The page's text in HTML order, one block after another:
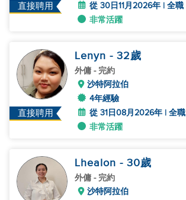
直接聘用
從 30日11月2026年 | 全職
非常活躍
直接聘用
Lenyn - 32歲
外傭 - 完約
沙特阿拉伯
4年經驗
從 31日08月2026年 | 全職
非常活躍
Lhealon - 30歲
外傭 - 完約
沙特阿拉伯